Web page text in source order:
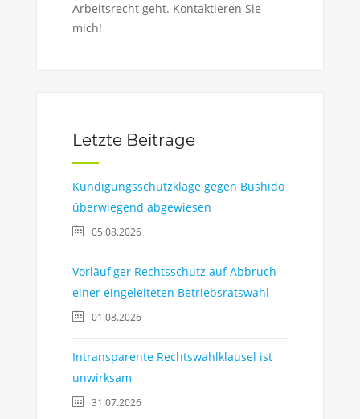
Arbeitsrecht geht. Kontaktieren Sie
mich!
Letzte Beiträge
Kündigungsschutzklage gegen Bushido
überwiegend abgewiesen
05.08.2026
Vorläufiger Rechtsschutz auf Abbruch
einer eingeleiteten Betriebsratswahl
01.08.2026
Intransparente Rechtswahlklausel ist
unwirksam
31.07.2026